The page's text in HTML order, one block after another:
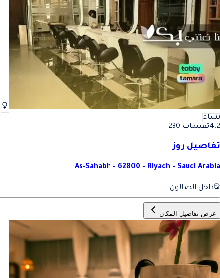
أفضل صبغة الشعر في الرياض
أفضل صبغة الشعر في الرياض
نساء
4.2تقييمات 230
تفاصيل روز
As-Sahabh - 62800 - Riyadh - Saudi Arabia
داخل الصالون
عرض تفاصيل المكان